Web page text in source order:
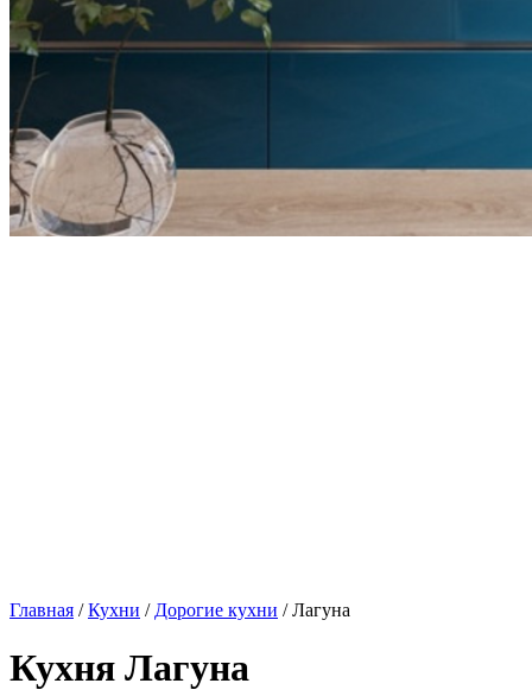
Главная /Кухни / Дорогие кухни / Лагуна
Кухня Лагуна